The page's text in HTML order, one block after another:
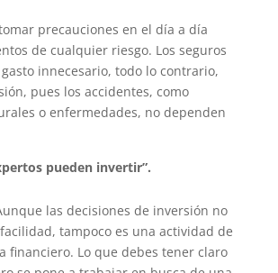
precauciones en el día a día
de cualquier riesgo. Los seguros
innecesario, todo lo contrario,
pues los accidentes, como
o enfermedades, no dependen
pueden invertir”.
las decisiones de inversión no
tampoco es una actividad de
financiero. Lo que debes tener claro